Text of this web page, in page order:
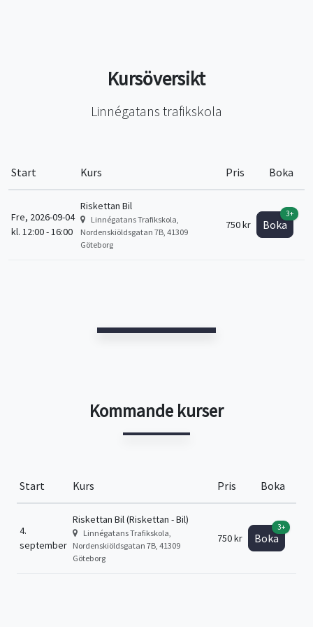
Kursöversikt
Linnégatans trafikskola
Start Kurs Pris Boka
Fre, 2026-09-04
kl. 12:00 - 16:00
Riskettan Bil
Linnégatans Trafikskola,
Nordenskiöldsgatan 7B, 41309
Göteborg
750 kr Boka
3+
Kommande kurser
Start Kurs Pris Boka
4.
september
Riskettan Bil (Riskettan - Bil)
Linnégatans Trafikskola,
Nordenskiöldsgatan 7B, 41309
Göteborg
750 kr Boka
3+